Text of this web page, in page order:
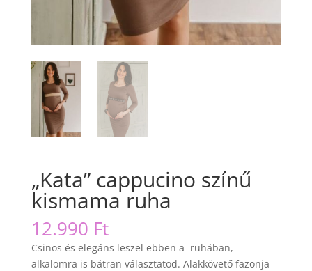
„Kata” cappucino színű
kismama ruha
12.990 Ft
Csinos és elegáns leszel ebben a ruhában,
alkalomra is bátran választatod. Alakkövető fazonja